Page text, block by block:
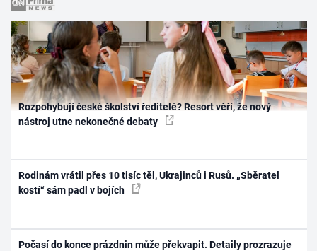
Rozpohybují české školství ředitelé? Resort věří, že nový
nástroj utne nekonečné debaty
Rodinám vrátil přes 10 tisíc těl, Ukrajinců i Rusů. „Sběratel
kostí“ sám padl v bojích
Počasí do konce prázdnin může překvapit. Detaily prozrazuje